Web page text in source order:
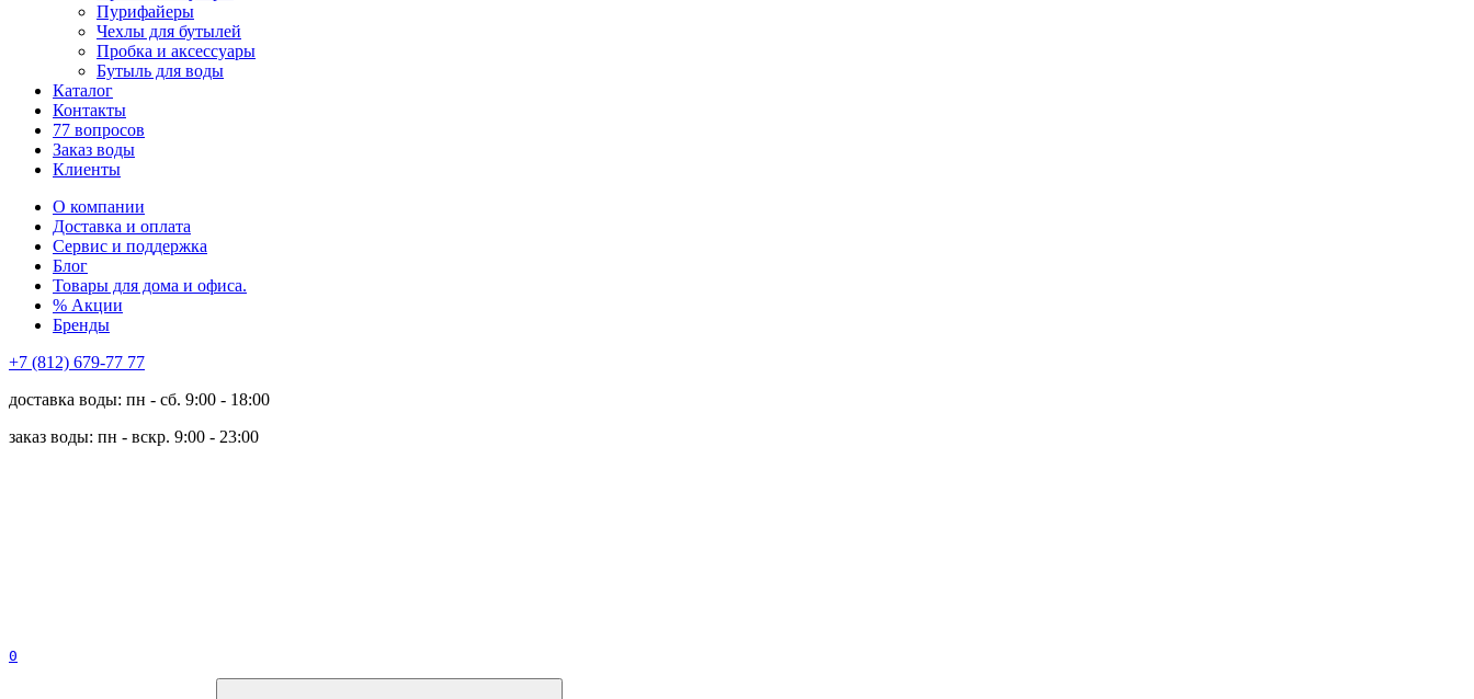
Пурифайеры
Чехлы для бутылей
Пробка и аксессуары
Бутыль для воды
Каталог
Контакты
77 вопросов
Заказ воды
Клиенты
О компании
Доставка и оплата
Сервис и поддержка
Блог
Товары для дома и офиса.
% Акции
Бренды
+7 (812) 679-77 77
доставка воды: пн - сб. 9:00 - 18:00
заказ воды: пн - вскр. 9:00 - 23:00
0